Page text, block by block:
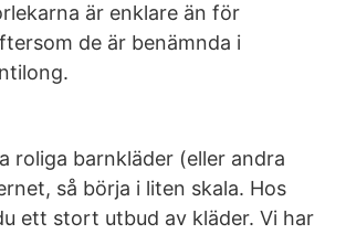
är enklare än för
de är benämnda i
roliga barnkläder (eller andra
så börja i liten skala. Hos
ett stort utbud av kläder. Vi har